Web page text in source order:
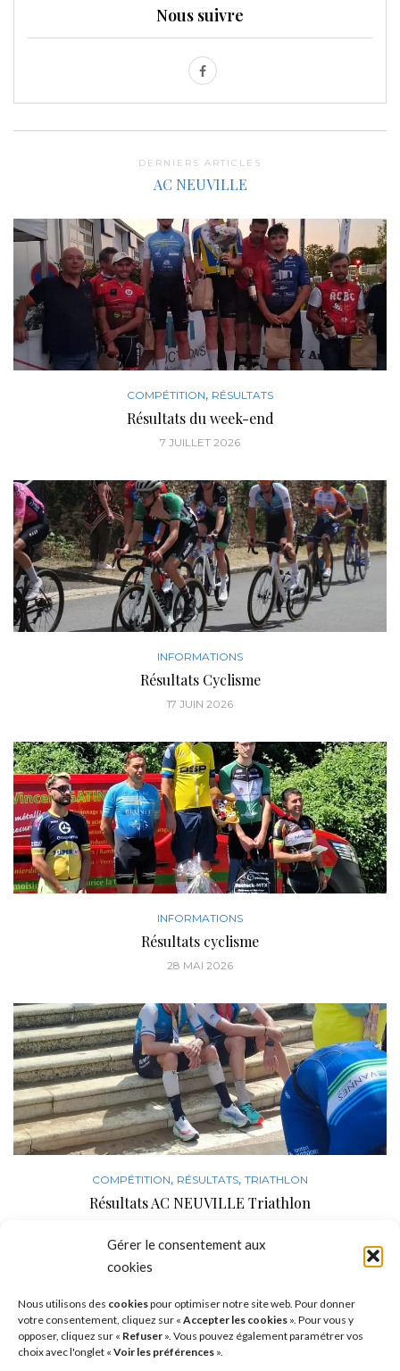
Gérer le consentement aux
cookies
Nous utilisons des cookiespour optimiser notre site web. Pour donner
votre consentement, cliquez sur « Accepter les cookies ». Pour vous y
opposer, cliquez sur « Refuser ». Vous pouvez également paramétrer vos
choix avec l'onglet « Voir les préférences ».
Nous suivre
DERNIERS ARTICLES
AC NEUVILLE
COMPÉTITION, RÉSULTATS
Résultats du week-end
7 JUILLET 2026
INFORMATIONS
Résultats Cyclisme
17 JUIN 2026
INFORMATIONS
Résultats cyclisme
28 MAI 2026
COMPÉTITION, RÉSULTATS, TRIATHLON
Résultats AC NEUVILLE Triathlon